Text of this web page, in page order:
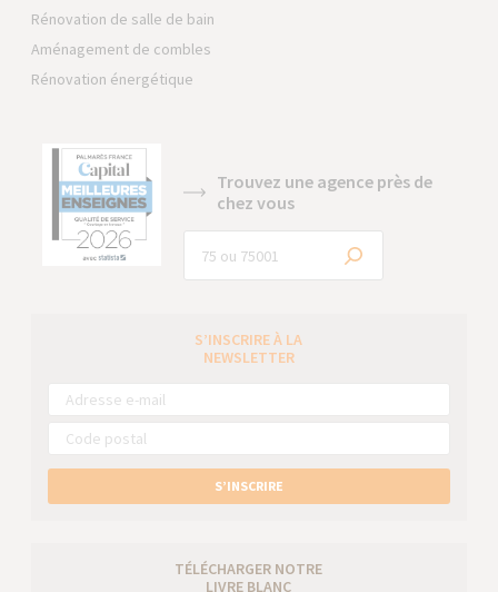
Rénovation de salle de bain
Aménagement de combles
Rénovation énergétique
Trouvez une agence près de
chez vous
S’INSCRIRE À LA
NEWSLETTER
S’INSCRIRE
TÉLÉCHARGER NOTRE
LIVRE BLANC